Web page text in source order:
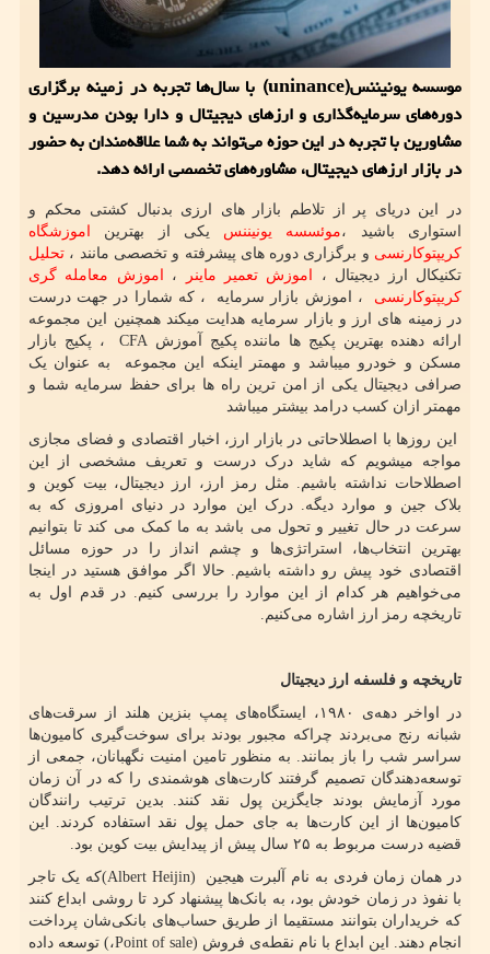
موسسه یونیننس(uninance) با سال‌ها تجربه در زمینه برگزاری
دوره‌های سرمایه‌گذاری و ارزهای دیجیتال و دارا بودن مدرسین و
مشاورین با تجربه در این حوزه می‌تواند به شما علاقه‌مندان به حضور
در بازار ارزهای دیجیتال، مشاوره‌های تخصصی ارائه دهد.
در این دریای پر از تلاطم بازار های ارزی بدنبال کشتی محکم و
استواری باشید ،موئسسه یونیننس یکی از بهترین
اموزشگاه
کریپتوکارنسی و برگزاری دوره های پیشرفته و تخصصی مانند ، تحلیل
تکنیکال ارز دیجیتال ،
اموزش تعمیر ماینر ،
اموزش معامله گری
کریپتوکارنسی ، اموزش بازار سرمایه ، که شمارا در جهت درست
در زمینه های ارز و بازار سرمایه هدایت میکند همچنین این مجموعه
ارائه دهنده بهترین پکیج ها ماننده پکیج آموزش CFA ، پکیج بازار
مسکن و خودرو میباشد و مهمتر اینکه این مجموعه به عنوان یک
صرافی دیجیتال یکی از امن ترین راه ها برای حفظ سرمایه شما و
مهمتر ازان کسب درامد بیشتر میباشد
این روزها با اصطلاحاتی در بازار ارز، اخبار اقتصادی و فضای مجازی
مواجه میشویم که شاید درک درست و تعریف مشخصی از این
اصطلاحات نداشته باشیم. مثل رمز ارز، ارز دیجیتال، بیت کوین و
بلاک جین و موارد دیگه. درک این موارد در دنیای امروزی که به
سرعت در حال تغییر و تحول می باشد به ما کمک می کند تا بتوانیم
بهترین انتخاب‌ها، استراتژی‌ها و چشم انداز را در حوزه مسائل
اقتصادی خود پیش رو داشته باشیم. حالا اگر موافق هستید در اینجا
می‌خواهیم هر کدام از این موارد را بررسی کنیم. در قدم اول به
تاریخچه رمز ارز اشاره می‌کنیم.
تاریخچه و فلسفه ارز دیجیتال
در اواخر دهه‌ی ۱۹۸۰، ایستگاه‌های پمپ بنزین هلند از سرقت‌های
شبانه رنج می‌بردند چراکه مجبور بودند برای سوخت‌گیری کامیون‌ها
سراسر شب را باز بمانند. به منظور تامین امنیت نگهبانان، جمعی از
توسعه‌دهندگان تصمیم گرفتند کارت‌های هوشمندی را که در آن زمان
مورد آزمایش بودند جایگزین پول نقد کنند. بدین ترتیب رانندگان
کامیون‌ها از این کارت‌ها به جای حمل پول نقد استفاده کردند. این
قضیه درست مربوط به ۲۵ سال پیش از پیدایش بیت کوین بود.
در همان زمان فردی به نام آلبرت هیجین (Albert Heijin)که یک تاجر
با نفوذ در زمان خودش بود، به بانک‌ها پیشنهاد کرد تا روشی ابداع کنند
که خریداران بتوانند مستقیما از طریق حساب‌های بانکی‌شان پرداخت
انجام دهند. این ابداع با نام نقطه‌ی فروش Point of sale)،( توسعه داده